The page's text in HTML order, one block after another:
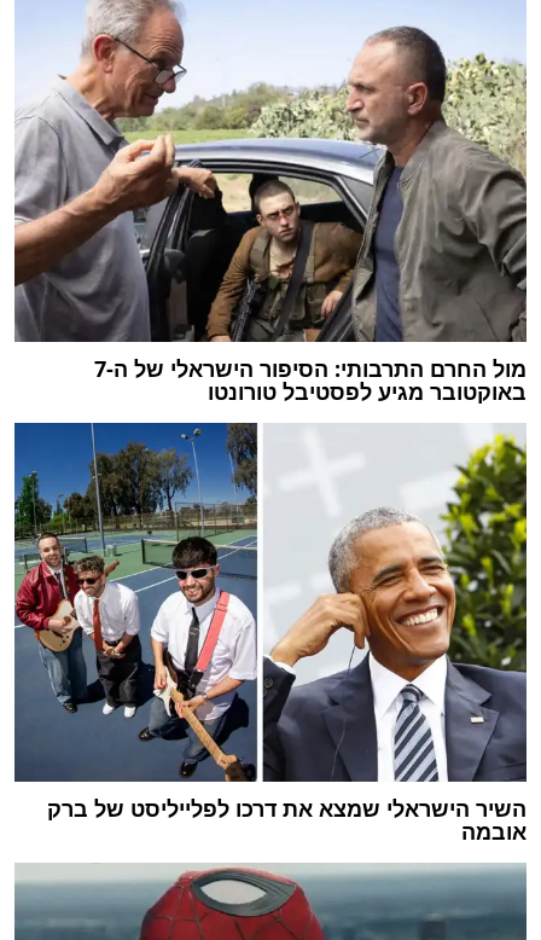
מול החרם התרבותי: הסיפור הישראלי של ה-7
באוקטובר מגיע לפסטיבל טורונטו
השיר הישראלי שמצא את דרכו לפלייליסט של ברק
אובמה